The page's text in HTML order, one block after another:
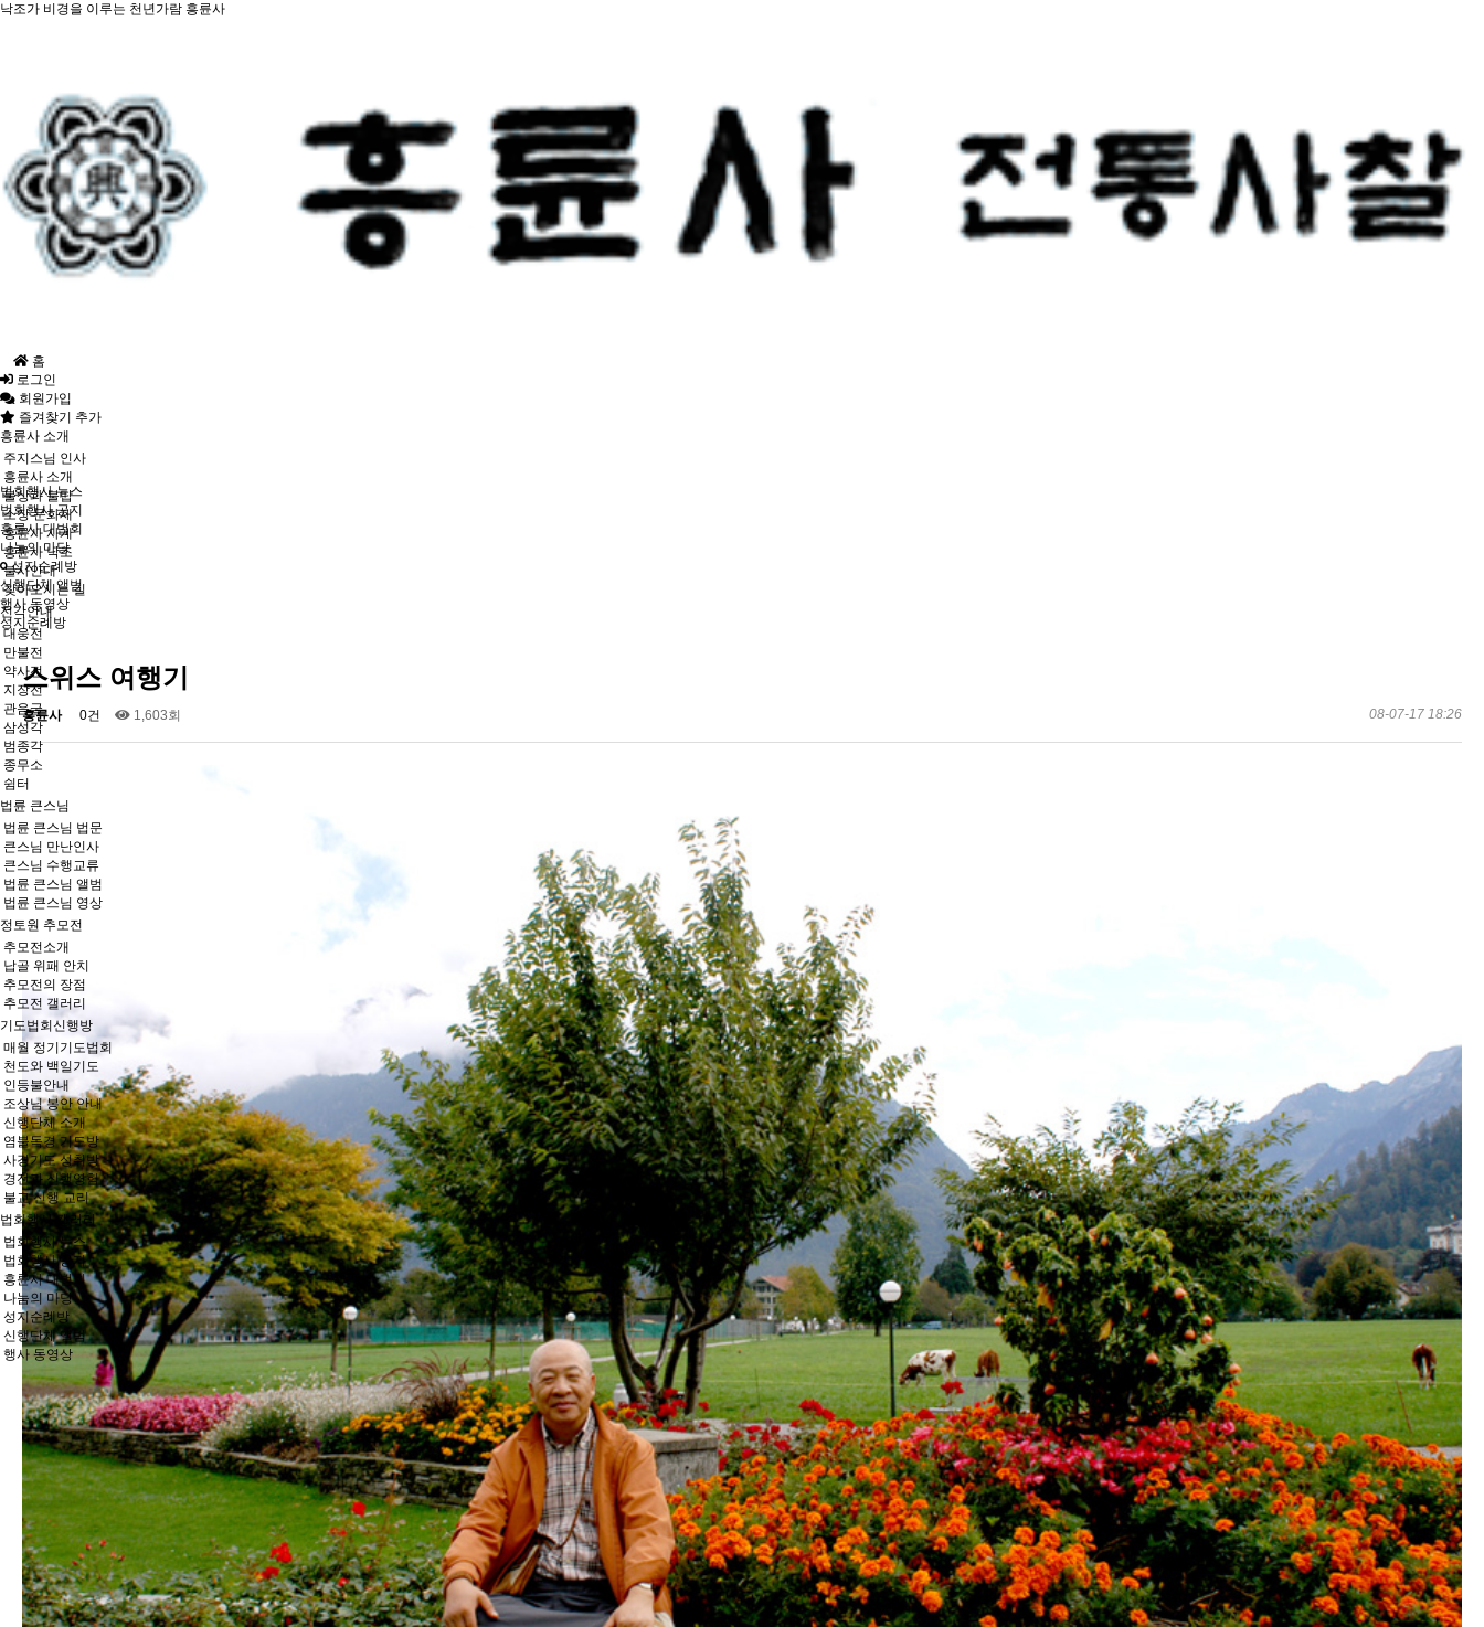
낙조가 비경을 이루는 천년가람 흥륜사
홈
로그인
회원가입
즐겨찾기 추가
흥륜사 소개
주지스님 인사
흥륜사 소개
불상과 불탑
소장 문화재
흥륜사 사계
흥륜사 낙조
불사안내
찾아오시는 길
전각안내
대웅전
만불전
약사전
지장전
관음굴
삼성각
범종각
종무소
쉼터
법륜 큰스님
법륜 큰스님 법문
큰스님 만난인사
큰스님 수행교류
법륜 큰스님 앨범
법륜 큰스님 영상
정토원 추모전
추모전소개
납골 위패 안치
추모전의 장점
추모전 갤러리
기도법회신행방
매월 정기기도법회
천도와 백일기도
인등불안내
조상님 봉안 안내
신행단체 소개
염불독경 기도방
사경기도 성취방
경전과 신행영험
불교 신행 교리
법회행사 갤러리
법회행사 뉴스
법회행사 공지
흥륜사 대법회
나눔의 마당
성지순례방
신행단체 앨범
행사 동영상
법회행사 뉴스
법회행사 공지
흥륜사 대법회
나눔의 마당
성지순례방
신행단체 앨범
행사 동영상
성지순례방
스위스 여행기
흥륜사 0건 1,603회 08-07-17 18:26